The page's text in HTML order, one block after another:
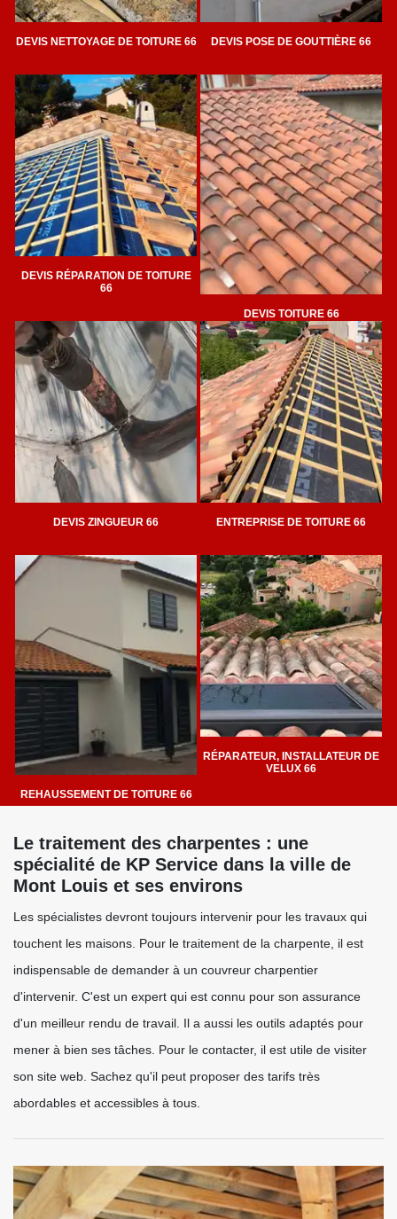
DEVIS NETTOYAGE DE TOITURE 66 DEVIS POSE DE GOUTTIÈRE 66
DEVIS RÉPARATION DE TOITURE
66
DEVIS TOITURE 66
DEVIS ZINGUEUR 66 ENTREPRISE DE TOITURE 66
REHAUSSEMENT DE TOITURE 66
RÉPARATEUR, INSTALLATEUR DE
VELUX 66
Le traitement des charpentes : une
spécialité de KP Service dans la ville de
Mont Louis et ses environs
Les spécialistes devront toujours intervenir pour les travaux qui
touchent les maisons. Pour le traitement de la charpente, il est
indispensable de demander à un couvreur charpentier
d'intervenir. C'est un expert qui est connu pour son assurance
d'un meilleur rendu de travail. Il a aussi les outils adaptés pour
mener à bien ses tâches. Pour le contacter, il est utile de visiter
son site web. Sachez qu'il peut proposer des tarifs très
abordables et accessibles à tous.